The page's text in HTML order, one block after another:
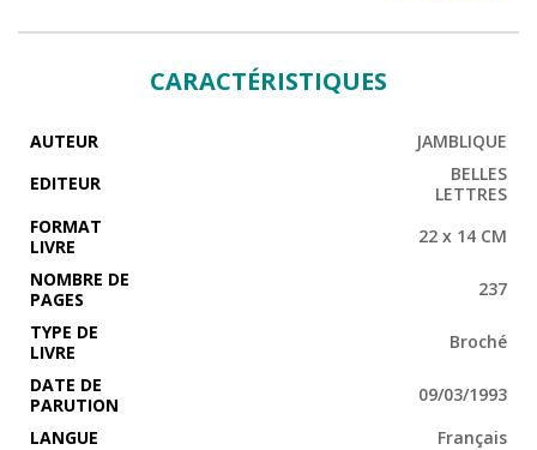
que la symbolique maçonnique. Beaucoup y ont trouvé la
CARACTÉRISTIQUES
AUTEUR
JAMBLIQUE
EDITEUR
BELLES
LETTRES
FORMAT
LIVRE
22 x 14 CM
NOMBRE DE
PAGES
237
TYPE DE
LIVRE
Broché
DATE DE
PARUTION
09/03/1993
LANGUE
Français